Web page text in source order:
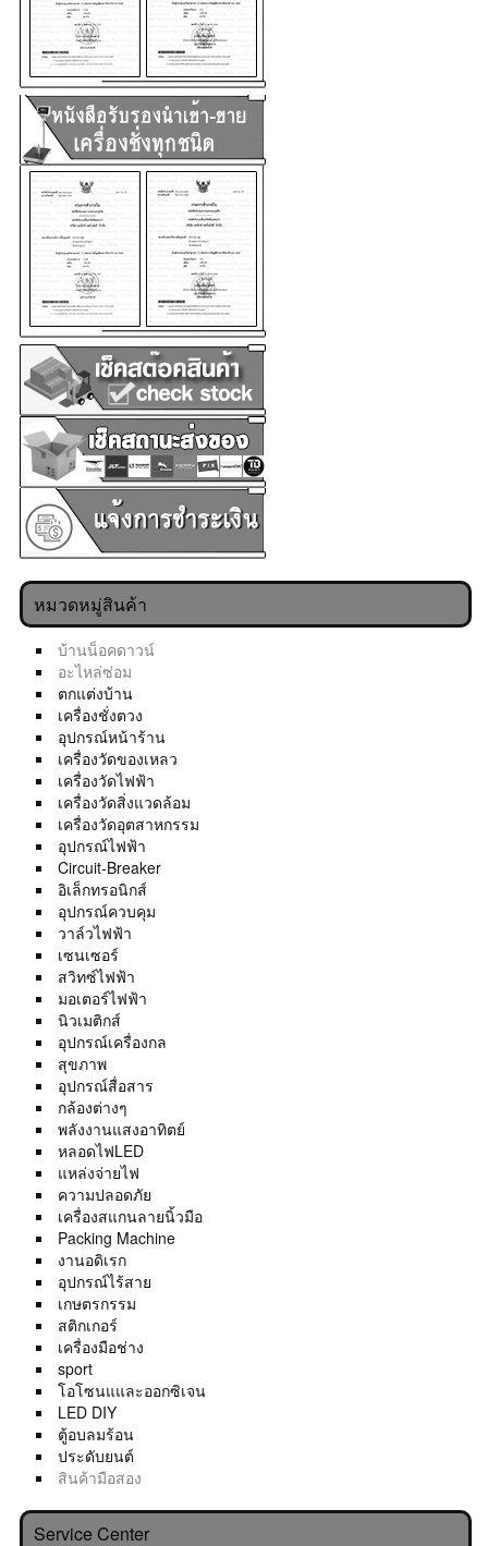
หมวดหมู่สินค้า
บ้านน็อคดาวน์
อะไหล่ซ่อม
ตกแต่งบ้าน
เครื่องชั่งตวง
อุปกรณ์หน้าร้าน
เครื่องวัดของเหลว
เครื่องวัดไฟฟ้า
เครื่องวัดสิ่งแวดล้อม
เครื่องวัดอุตสาหกรรม
อุปกรณ์ไฟฟ้า
Circuit-Breaker
อิเล็กทรอนิกส์
อุปกรณ์ควบคุม
วาล์วไฟฟ้า
เซนเซอร์
สวิทซ์ไฟฟ้า
มอเตอร์ไฟฟ้า
นิวเมติกส์
อุปกรณ์เครื่องกล
สุขภาพ
อุปกรณ์สื่อสาร
กล้องต่างๆ
พลังงานแสงอาทิตย์
หลอดไฟLED
แหล่งจ่ายไฟ
ความปลอดภัย
เครื่องสแกนลายนิ้วมือ
Packing Machine
งานอดิเรก
อุปกรณ์ไร้สาย
เกษตรกรรม
สติกเกอร์
เครื่องมือช่าง
sport
โอโซนแและออกซิเจน
LED DIY
ตู้อบลมร้อน
ประดับยนต์
สินค้ามือสอง
Service Center